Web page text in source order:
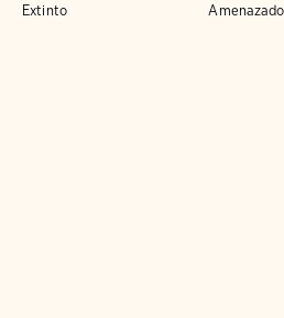
Extinto Amenazado